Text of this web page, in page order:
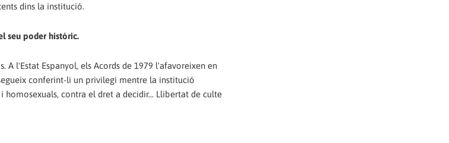
dins la institució.
seu poder històric.
l'Estat Espanyol, els Acords de 1979 l'afavoreixen en
conferint-li un privilegi mentre la institució
homosexuals, contra el dret a decidir... Llibertat de culte